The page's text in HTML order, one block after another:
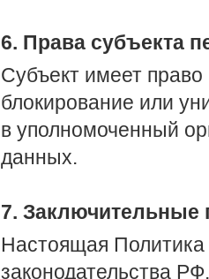
6. Права субъекта
Субъект имеет
блокирование или
в уполномоченный
данных.
7. Заключительные
Настоящая
законодательства